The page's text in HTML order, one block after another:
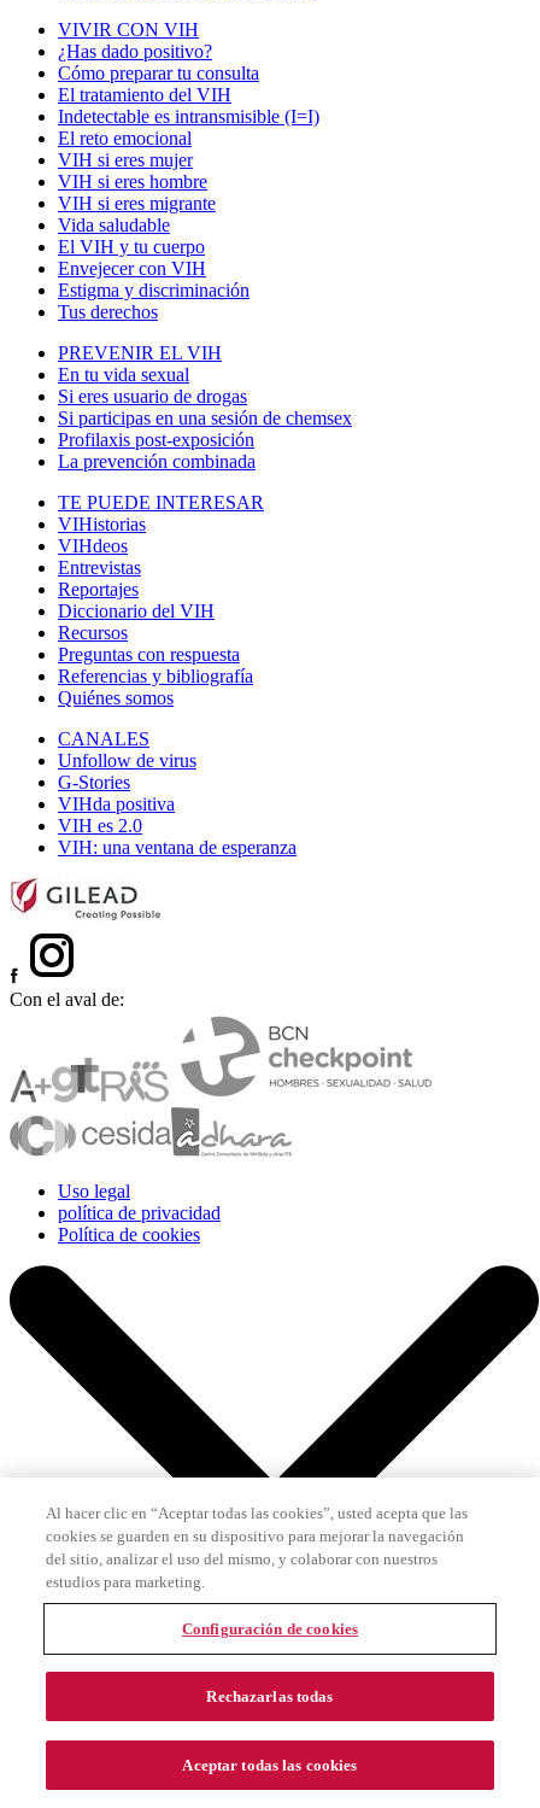
VIVIR CON VIH
¿Has dado positivo?
Cómo preparar tu consulta
El tratamiento del VIH
Indetectable es intransmisible (I=I)
El reto emocional
VIH si eres mujer
VIH si eres hombre
VIH si eres migrante
Vida saludable
El VIH y tu cuerpo
Envejecer con VIH
Estigma y discriminación
Tus derechos
PREVENIR EL VIH
En tu vida sexual
Si eres usuario de drogas
Si participas en una sesión de chemsex
Profilaxis post-exposición
La prevención combinada
TE PUEDE INTERESAR
VIHistorias
VIHdeos
Entrevistas
Reportajes
Diccionario del VIH
Recursos
Preguntas con respuesta
Referencias y bibliografía
Quiénes somos
CANALES
Unfollow de virus
G-Stories
VIHda positiva
VIH es 2.0
VIH: una ventana de esperanza
Con el aval de:
Uso legal
política de privacidad
Política de cookies
Al hacer clic en “Aceptar todas las cookies”, usted acepta que las
cookies se guarden en su dispositivo para mejorar la navegación
del sitio, analizar el uso del mismo, y colaborar con nuestros
estudios para marketing.
Configuración de cookies
Rechazarlas todas
Aceptar todas las cookies